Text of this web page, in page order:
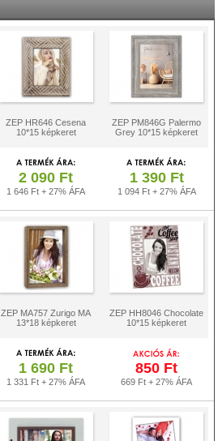
ZEP HR646 Cesena
10*15 képkeret
ZEP PM846G Palermo
Grey 10*15 képkeret
2 090 Ft
1 646 Ft + 27% ÁFA
1 390 Ft
1 094 Ft + 27% ÁFA
ZEP MA757 Zurigo MA
13*18 képkeret
ZEP HH8046 Chocolate
10*15 képkeret
1 690 Ft
1 331 Ft + 27% ÁFA
850 Ft
669 Ft + 27% ÁFA